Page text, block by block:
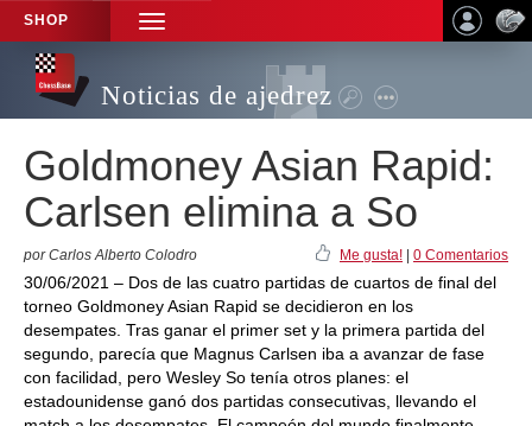
SHOP
TOGGLE
NAVIGATION
Noticias de ajedrez
Goldmoney Asian Rapid:
Carlsen elimina a So
por Carlos Alberto Colodro Me gusta! 0 Comentarios
30/06/2021 – Dos de las cuatro partidas de cuartos de final del
torneo Goldmoney Asian Rapid se decidieron en los
desempates. Tras ganar el primer set y la primera partida del
segundo, parecía que Magnus Carlsen iba a avanzar de fase
con facilidad, pero Wesley So tenía otros planes: el
estadounidense ganó dos partidas consecutivas, llevando el